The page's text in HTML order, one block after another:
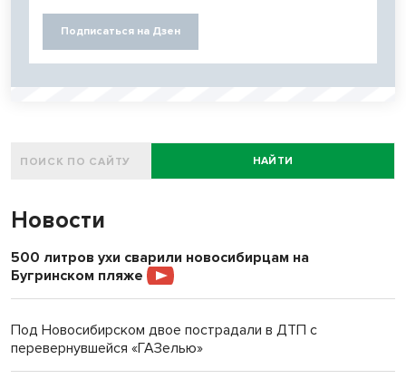
Подписаться на Дзен
НАЙТИ
Новости
500 литров ухи сварили новосибирцам на
Бугринском пляже
Под Новосибирском двое пострадали в ДТП с
перевернувшейся «ГАЗелью»